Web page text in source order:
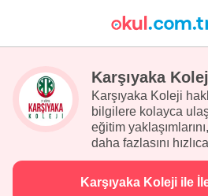
Karşıyaka
Karşıyaka Koleji
bilgilere kolayca
eğitim
daha fazlasını
Karşıyaka Koleji ile